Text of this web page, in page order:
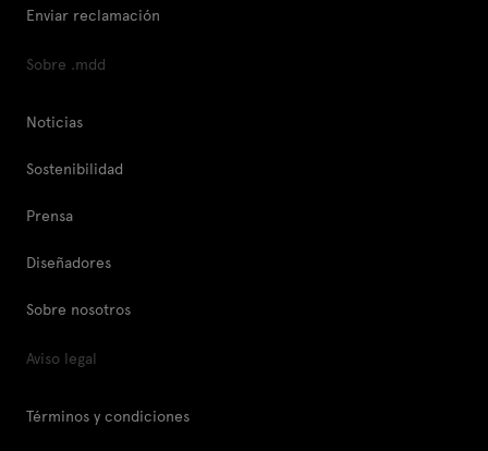
Enviar reclamación
Sobre .mdd
Noticias
Sostenibilidad
Prensa
Diseñadores
Sobre nosotros
Aviso legal
Términos y condiciones